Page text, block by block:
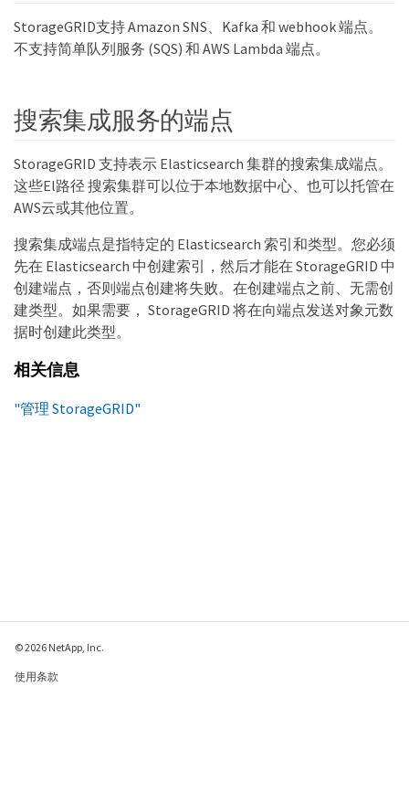
StorageGRID支持 Amazon SNS、Kafka 和 webhook 端点。
不支持简单队列服务 (SQS) 和 AWS Lambda 端点。
搜索集成服务的端点
StorageGRID 支持表示 Elasticsearch 集群的搜索集成端点。
这些El路径 搜索集群可以位于本地数据中心、也可以托管在
AWS云或其他位置。
搜索集成端点是指特定的 Elasticsearch 索引和类型。您必须
先在 Elasticsearch 中创建索引，然后才能在 StorageGRID 中
创建端点，否则端点创建将失败。在创建端点之前、无需创
建类型。如果需要， StorageGRID 将在向端点发送对象元数
据时创建此类型。
相关信息
"管理 StorageGRID"
© 2026 NetApp, Inc.
使用条款